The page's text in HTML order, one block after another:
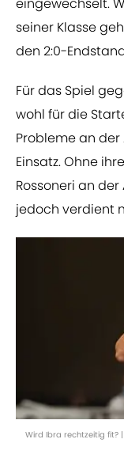
seiner Klasse
den 2:0-
Für das Spiel
wohl für die
Probleme an
Einsatz. Ohne
Rossoneri an
jedoch verdient
Wird Ibra rechtzeitig fit?